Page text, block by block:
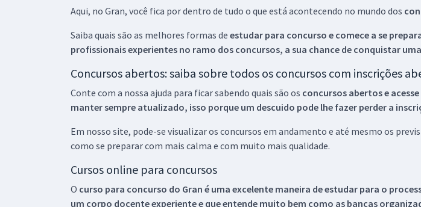
Aqui, no Gran, você fica por dentro de tudo o que está acontecendo no mundo dos
Saiba quais são as melhores formas de estudar para concurso e comece a se
profissionais experientes no ramo dos concursos, a sua chance de conquistar
Concursos abertos: saiba sobre todos os concursos com inscrições
Conte com a nossa ajuda para ficar sabendo quais são os concursos abertos e
manter sempre atualizado, isso porque um descuido pode lhe fazer perder a
Em nosso site, pode-se visualizar os concursos em andamento e até mesmo os
como se preparar com mais calma e com muito mais qualidade.
Cursos online para concursos
O curso para concurso do Gran é uma excelente maneira de estudar para o
um corpo docente experiente e que entende muito bem como as bancas